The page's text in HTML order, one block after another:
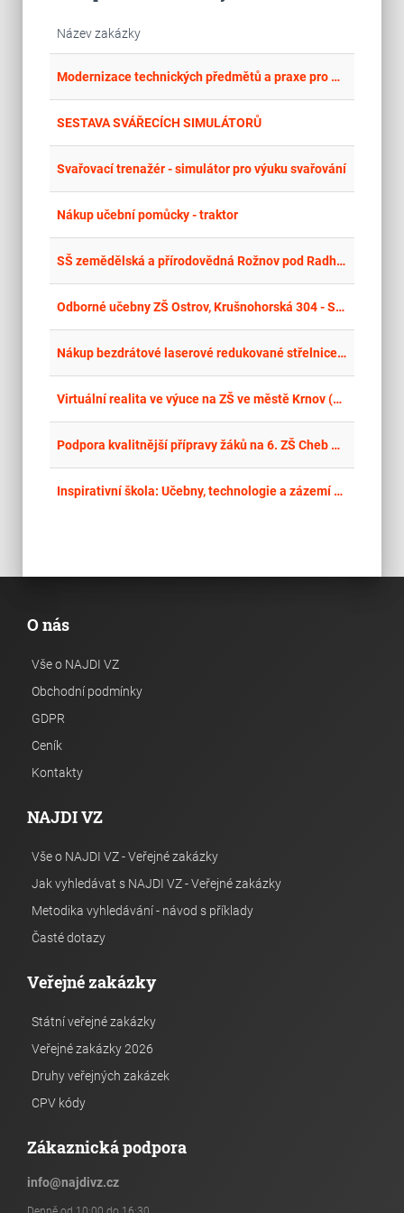
Název zakázky
Modernizace technických předmětů a praxe pro GaSOŠ Plasy (2. vyhlášení)
SESTAVA SVÁŘECÍCH SIMULÁTORŮ
Svařovací trenažér - simulátor pro výuku svařování
Nákup učební pomůcky - traktor
SŠ zemědělská a přírodovědná Rožnov pod Radhoštěm - nákup simulátoru
Odborné učebny ZŠ Ostrov, Krušnohorská 304 - Snoezelen
Nákup bezdrátové laserové redukované střelnice s osmi terčovými jednotkami k zabezpečení akcí POKOS (střelecké soutěže, branné dny apod.)
Virtuální realita ve výuce na ZŠ ve městě Krnov (pomůcky)
Podpora kvalitnější přípravy žáků na 6. ZŠ Cheb – dodávka pomůcek
Inspirativní škola: Učebny, technologie a zázemí pro každého žáka – dodávky II. – Část 1: IT vybavení
O nás
Vše o NAJDI VZ
Obchodní podmínky
GDPR
Ceník
Kontakty
NAJDI VZ
Vše o NAJDI VZ - Veřejné zakázky
Jak vyhledávat s NAJDI VZ - Veřejné zakázky
Metodika vyhledávání - návod s příklady
Časté dotazy
Veřejné zakázky
Státní veřejné zakázky
Veřejné zakázky 2026
Druhy veřejných zakázek
CPV kódy
Zákaznická podpora
info@najdivz.cz